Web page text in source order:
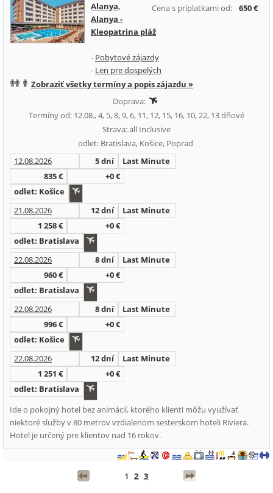
Cena s príplatkami od:
650 €
Alanya,
Alanya -
Kleopatrina pláž
- Pobytové zájazdy
- Len pre dospelých
Zobraziť všetky termíny a popis zájazdu »
Doprava:
Termíny od: 12.08., 4, 5, 8, 9, 6, 11, 12, 15, 16, 10, 22, 13 dňové
Strava: all Inclusive
odlet: Bratislava, Košice, Poprad
12.08.2026
5 dní
Last Minute
835 €
+0 €
odlet: Košice
21.08.2026
12 dní
Last Minute
1 258 €
+0 €
odlet: Bratislava
22.08.2026
8 dní
Last Minute
960 €
+0 €
odlet: Bratislava
22.08.2026
8 dní
Last Minute
996 €
+0 €
odlet: Košice
22.08.2026
12 dní
Last Minute
1 251 €
+0 €
odlet: Bratislava
Ide o pokojný hotel bez animácií, ktorého klienti môžu využívať
niektoré služby v 80 metrov vzdialenom sesterskom hoteli Riviera.
Hotel je určený pre klientov nad 16 rokov.
1 2 3